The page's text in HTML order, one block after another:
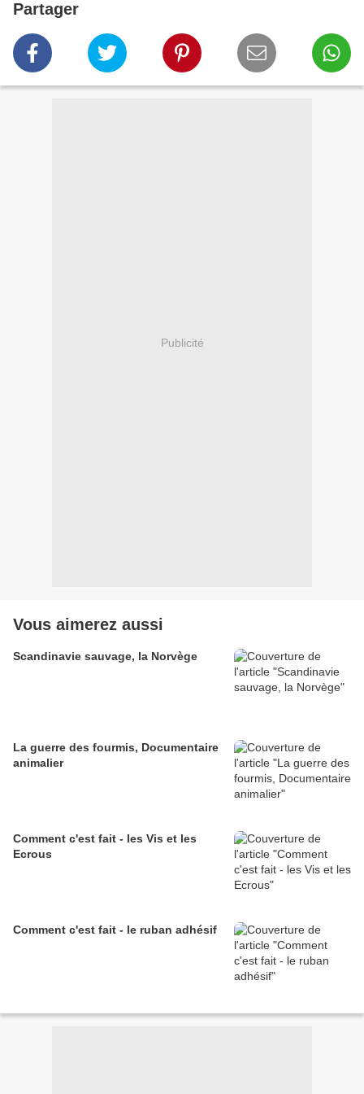
Partager
Publicité
Vous aimerez aussi
Scandinavie sauvage, la Norvège
La guerre des fourmis, Documentaire
animalier
Comment c'est fait - les Vis et les
Ecrous
Comment c'est fait - le ruban adhésif